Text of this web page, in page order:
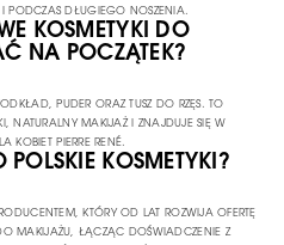
PODCZAS DŁUGIEGO NOSZENIA.
KOSMETYKI DO
NA POCZĄTEK?
PUDER ORAZ TUSZ DO RZĘS. TO
NATURALNY MAKIJAŻ I ZNAJDUJE SIĘ W
KOBIET PIERRE RENÉ.
POLSKIE KOSMETYKI?
KTÓRY OD LAT ROZWIJA OFERTĘ
MAKIJAŻU, ŁĄCZĄC DOŚWIADCZENIE Z